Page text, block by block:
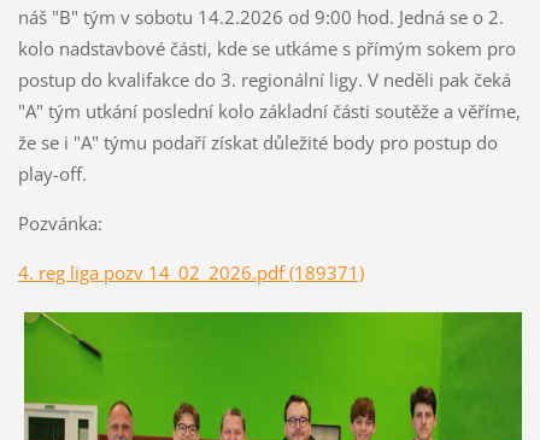
náš "B" tým v sobotu 14.2.2026 od 9:00 hod. Jedná se o 2.
kolo nadstavbové části, kde se utkáme s přímým sokem pro
postup do kvalifakce do 3. regionální ligy. V neděli pak čeká
"A" tým utkání poslední kolo základní části soutěže a věříme,
že se i "A" týmu podaří získat důležité body pro postup do
play-off.
Pozvánka:
4. reg liga pozv 14_02_2026.pdf (189371)